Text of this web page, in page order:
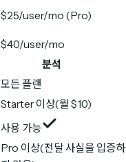
$25/user/mo (Pro)
$40/user/mo
분석
모든 플랜
Starter 이상(월 $10)
사용 가능
Pro 이상(전달 사실을 입증하